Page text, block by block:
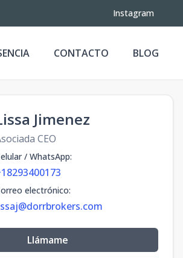
Instagram
CONTACTO BLOG
Jimenez
CEO
/ WhatsApp:
electrónico:
Llámame